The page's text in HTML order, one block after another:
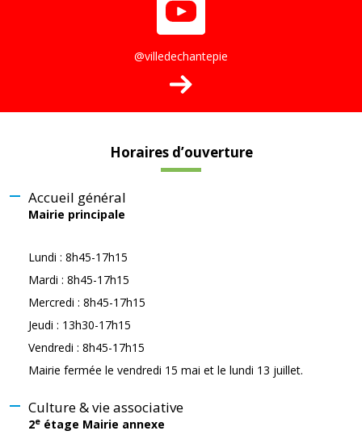
@villedechantepie
Horaires d’ouverture
Accueil général
Mairie principale
Lundi : 8h45-17h15
Mardi : 8h45-17h15
Mercredi : 8h45-17h15
Jeudi : 13h30-17h15
Vendredi : 8h45-17h15
Mairie fermée le vendredi 15 mai et le lundi 13 juillet.
Culture & vie associative
2e étage Mairie annexe